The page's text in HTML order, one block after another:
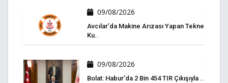
09/08/2026
Avcılar’da Makine Arızası Yapan Tekne
Ku..
09/08/2026
Bolat: Habur’da 2 Bin 454 TIR Çıkışıyla ..